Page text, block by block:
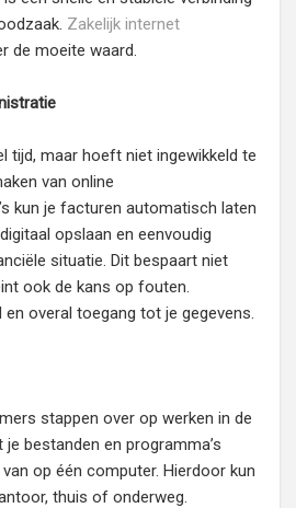
Zakelijk internet
de moeite waard.
tijd, maar hoeft niet ingewikkeld te
van online
kun je facturen automatisch laten
opslaan en eenvoudig
situatie. Dit bespaart niet
ook de kans op fouten.
en overal toegang tot je gegevens.
stappen over op werken in de
bestanden en programma’s
op één computer. Hierdoor kun
thuis of onderweg.